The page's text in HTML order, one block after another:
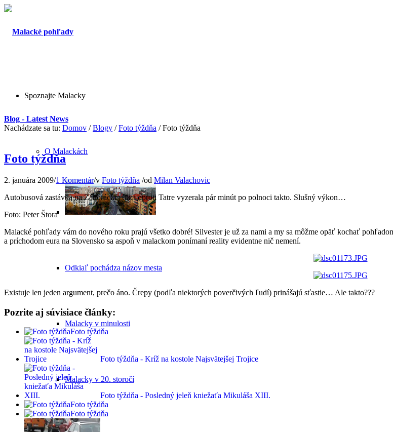
Spoznajte Malacky
O Malackách
Odkiaľ pochádza názov mesta
Malacky v minulosti
Malacky v 20. storočí
Blog - Latest News
Nachádzate sa tu: Domov / Blogy / Foto týždňa / Foto týždňa
Foto týždňa
2. januára 2009/1 Komentár/v Foto týždňa /od Milan Valachovic
Autobusová zastávka na Záhoráckej ulici oproti Tatre vyzerala pár minút po polnoci takto. Slušný výkon…
Foto: Peter Štora
Malacké pohľady vám do nového roku prajú všetko dobré! Silvester je už za nami a my sa môžme opäť kochať
a príchodom eura na Slovensko sa aspoň v malackom ponímaní reality evidentne nič nemení.
Existuje len jeden argument, prečo áno. Črepy (podľa niektorých poverčivých ľudí) prinášajú sťastie… Ale takto???
Pozrite aj súvisiace články:
Foto týždňa
Foto týždňa - Kríž na kostole Najsvätejšej Trojice
Foto týždňa - Posledný jeleň kniežaťa Mikuláša XIII.
Foto týždňa
Foto týždňa